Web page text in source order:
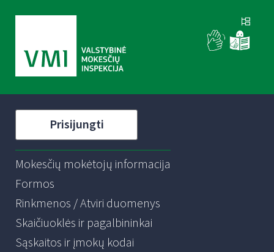
Prisijungti
Mokesčių mokėtojų informacija
Formos
Rinkmenos / Atviri duomenys
Skaičiuoklės ir pagalbininkai
Sąskaitos ir įmokų kodai